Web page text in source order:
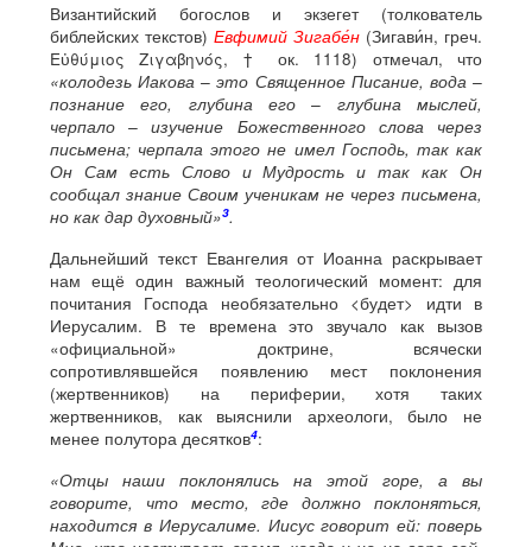
Византийский богослов и экзегет (толкователь
библейских текстов)Евфимий Зигабе́н (Зигави́н, греч.
Εὐθύμιος Ζιγαβηνός, † ок. 1118) отмечал, что
«колодезь Иакова – это Священное Писание, вода –
познание его, глубина его – глубина мыслей,
черпало – изучение Божественного слова через
письмена; черпала этого не имел Господь, так как
Он Сам есть Слово и Мудрость и так как Он
сообщал знание Своим ученикам не через письмена,
но как дар духовный»3.
Дальнейший текст Евангелия от Иоанна раскрывает
нам ещё один важный теологический момент: для
почитания Господа необязательно <будет> идти в
Иерусалим. В те времена это звучало как вызов
«официальной» доктрине, всячески
сопротивлявшейся появлению мест поклонения
(жертвенников) на периферии, хотя таких
жертвенников, как выяснили археологи, было не
менее полутора десятков4:
«Отцы наши поклонялись на этой горе, а вы
говорите, что место, где должно поклоняться,
находится в Иерусалиме. Иисус говорит ей: поверь